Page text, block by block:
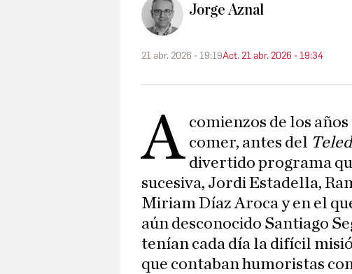
Jorge Aznal
21 abr. 2026 - 19:19Act. 21 abr. 2026 - 19:34
A comienzos de los
comer, antes del
divertido programa
sucesiva, Jordi Estadella,
Miriam Díaz Aroca y en el
aún desconocido Santiago
tenían cada día la difícil
que contaban humoristas